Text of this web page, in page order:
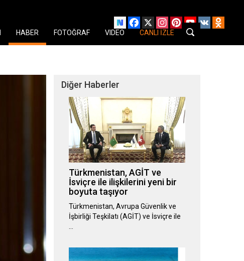
Facebook
X Instagram
PinterestYouTube
VK
HABER FOTOĞRAF VIDEO CANLI İZLE
Diğer Haberler
Türkmenistan, AGİT ve
İsviçre ile ilişkilerini yeni bir
boyuta taşıyor
Türkmenistan, Avrupa Güvenlik ve
İşbirliği Teşkilatı (AGİT) ve İsviçre ile